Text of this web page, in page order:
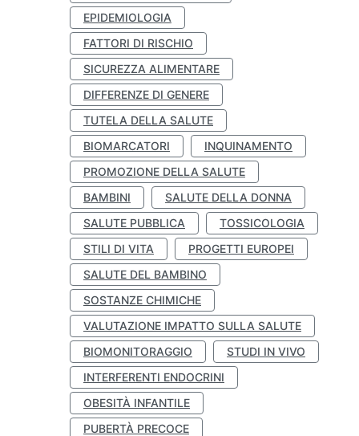
EPIDEMIOLOGIA
FATTORI DI RISCHIO
SICUREZZA ALIMENTARE
DIFFERENZE DI GENERE
TUTELA DELLA SALUTE
BIOMARCATORI
INQUINAMENTO
PROMOZIONE DELLA SALUTE
BAMBINI
SALUTE DELLA DONNA
SALUTE PUBBLICA
TOSSICOLOGIA
STILI DI VITA
PROGETTI EUROPEI
SALUTE DEL BAMBINO
SOSTANZE CHIMICHE
VALUTAZIONE IMPATTO SULLA SALUTE
BIOMONITORAGGIO
STUDI IN VIVO
INTERFERENTI ENDOCRINI
OBESITÀ INFANTILE
PUBERTÀ PRECOCE